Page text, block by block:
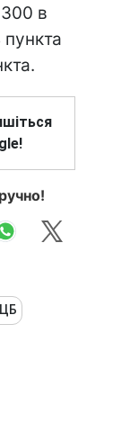
в
пункта